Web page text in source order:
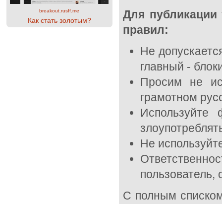
breakout.rusff.me
Как стать золотым?
Для публикации
правил:
Не
главный -
Просим не
грамотном
Используйте
Не
С полным